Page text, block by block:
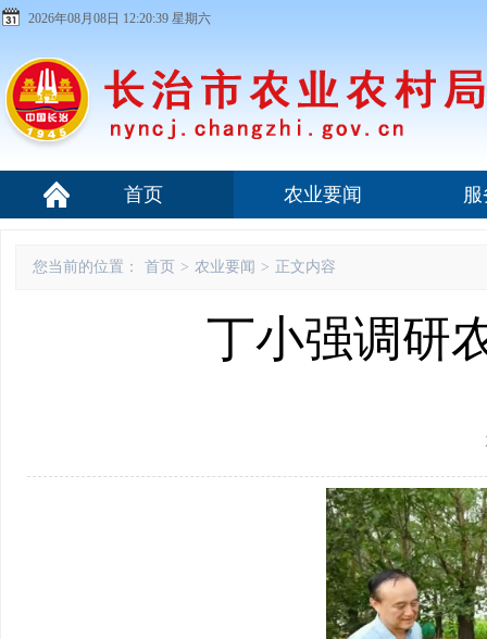
2026年08月08日 12:20:40 星期六
首页 农业要闻
您当前的位置： 首页 > 农业要闻 > 正文内容
丁小强调研